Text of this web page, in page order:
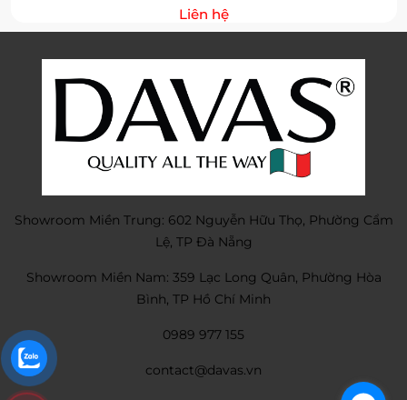
Liên hệ
Showroom Miền Trung: 602 Nguyễn Hữu Thọ, Phường Cẩm
Lệ, TP Đà Nẵng
Showroom Miền Nam: 359 Lạc Long Quân, Phường Hòa
Bình, TP Hồ Chí Minh
0989 977 155
contact@davas.vn